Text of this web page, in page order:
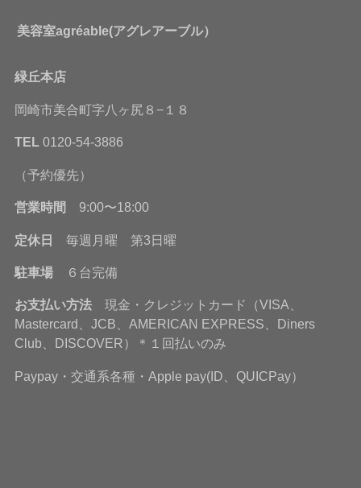
美容室agréable(アグレアーブル）
緑丘本店
岡崎市美合町字八ヶ尻８−１８
TEL 0120-54-3886
（予約優先）
営業時間 9:00〜18:00
定休日 毎週月曜 第3日曜
駐車場 ６台完備
お支払い方法現金・クレジットカード（VISA、
Mastercard、JCB、AMERICAN EXPRESS、Diners
Club、DISCOVER）＊１回払いのみ
Paypay・交通系各種・Apple pay(ID、QUICPay）